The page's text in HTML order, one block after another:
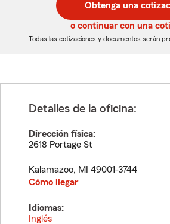
de
5
dígitos
de
5
dígitos
Obtenga una
o continuar con una
Todas las cotizaciones y documentos serán
Detalles de la oficina:
Dirección física:
2618 Portage St
Kalamazoo, MI
49001-3744
Cómo llegar
Idiomas:
Inglés